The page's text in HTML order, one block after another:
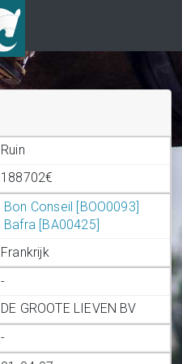
Ruin
188702€
Bon Conseil [BOO0093]
Bafra [BA00425]
Frankrijk
-
DE GROOTE LIEVEN BV
-